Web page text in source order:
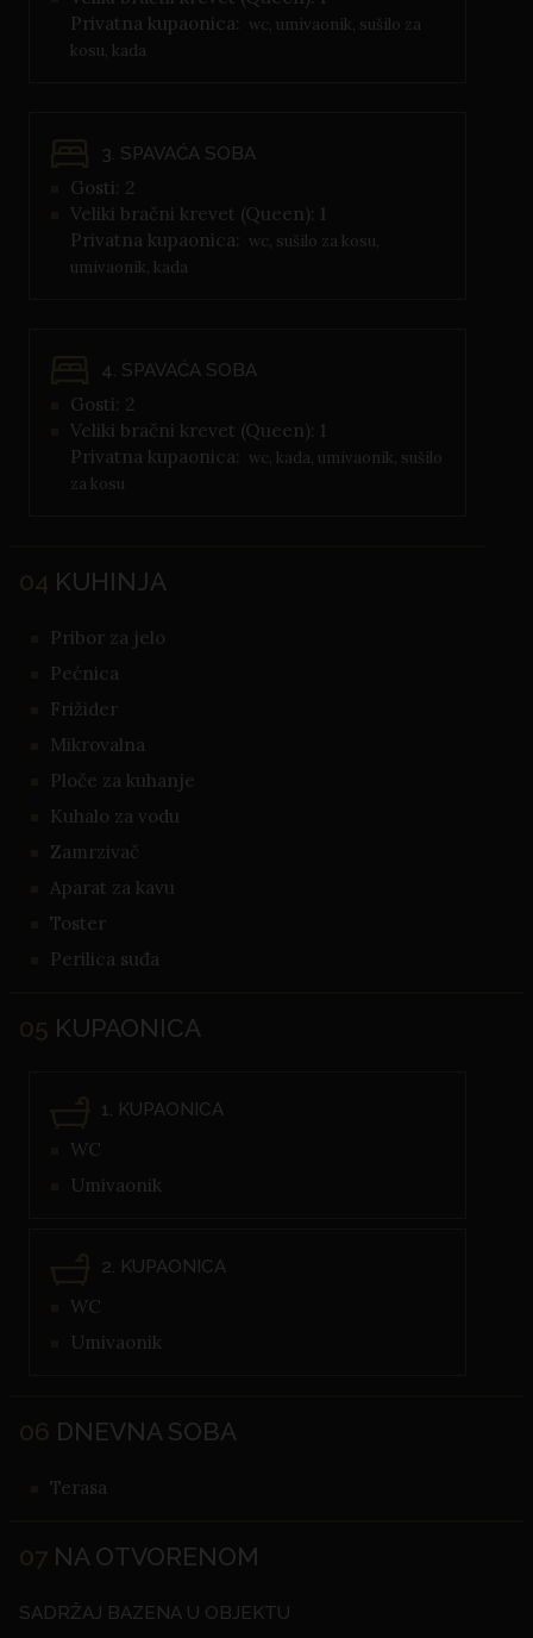
Privatna kupaonica: wc, umivaonik, sušilo za
kosu, kada
3. SPAVAĆA SOBA
Gosti: 2
Veliki bračni krevet (Queen): 1
Privatna kupaonica: wc, sušilo za kosu,
umivaonik, kada
4. SPAVAĆA SOBA
Gosti: 2
Veliki bračni krevet (Queen): 1
Privatna kupaonica: wc, kada, umivaonik, sušilo
za kosu
04 KUHINJA
Pribor za jelo
Pećnica
Frižider
Mikrovalna
Ploče za kuhanje
Kuhalo za vodu
Zamrzivač
Aparat za kavu
Toster
Perilica suđa
05 KUPAONICA
1. KUPAONICA
WC
Umivaonik
2. KUPAONICA
WC
Umivaonik
06 DNEVNA SOBA
Terasa
07 NA OTVORENOM
SADRŽAJ BAZENA U OBJEKTU